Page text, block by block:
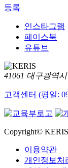
등록
인스타그램
페이스북
유튜브
41061 대구광역
고객센터 (평일:
Copyright©
이용약관
개인정보처